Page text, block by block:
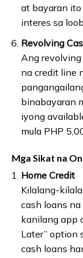
at bayaran
interes sa
Revolving
Ang
na credit line
binabayaran
iyong
mula PHP
Mga Sikat na
Home Credit
Kilalang-
cash loans
kanilang app
Later” option
cash loans